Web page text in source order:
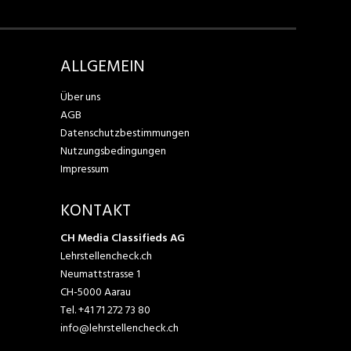
ALLGEMEIN
Über uns
AGB
Datenschutzbestimmungen
Nutzungsbedingungen
Impressum
KONTAKT
CH Media Classifieds AG
Lehrstellencheck.ch
Neumattstrasse 1
CH-5000 Aarau
Tel.+41 71 272 73 80
info@lehrstellencheck.ch